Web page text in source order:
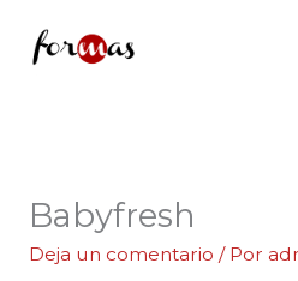
Babyfresh
Deja un comentario / Por